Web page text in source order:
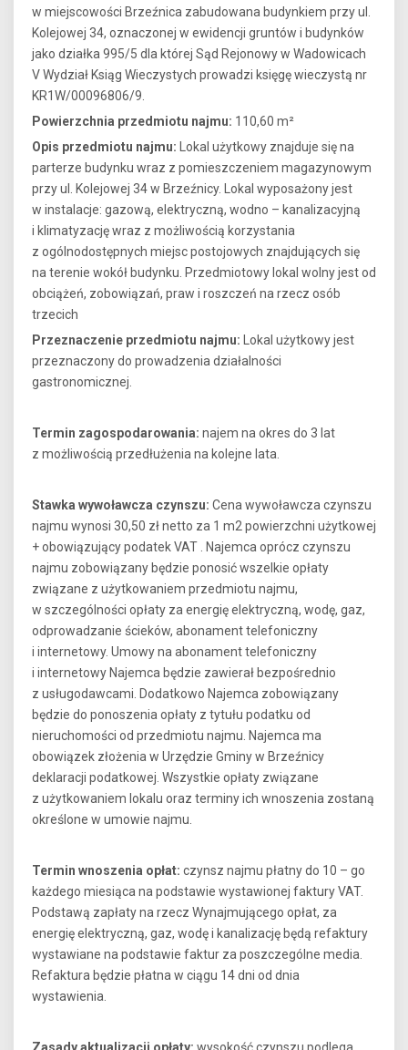
w miejscowości Brzeźnica zabudowana budynkiem przy ul.
Kolejowej 34, oznaczonej w ewidencji gruntów i budynków
jako działka 995/5 dla której Sąd Rejonowy w Wadowicach
V Wydział Ksiąg Wieczystych prowadzi księgę wieczystą nr
KR1W/00096806/9.
Powierzchnia przedmiotu najmu: 110,60 m²
Opis przedmiotu najmu: Lokal użytkowy znajduje się na
parterze budynku wraz z pomieszczeniem magazynowym
przy ul. Kolejowej 34 w Brzeźnicy. Lokal wyposażony jest
w instalacje: gazową, elektryczną, wodno – kanalizacyjną
i klimatyzację wraz z możliwością korzystania
z ogólnodostępnych miejsc postojowych znajdujących się
na terenie wokół budynku. Przedmiotowy lokal wolny jest od
obciążeń, zobowiązań, praw i roszczeń na rzecz osób
trzecich
Przeznaczenie przedmiotu najmu: Lokal użytkowy jest
przeznaczony do prowadzenia działalności
gastronomicznej.
Termin zagospodarowania: najem na okres do 3 lat
z możliwością przedłużenia na kolejne lata.
Stawka wywoławcza czynszu: Cena wywoławcza czynszu
najmu wynosi 30,50 zł netto za 1 m2 powierzchni użytkowej
+ obowiązujący podatek VAT . Najemca oprócz czynszu
najmu zobowiązany będzie ponosić wszelkie opłaty
związane z użytkowaniem przedmiotu najmu,
w szczególności opłaty za energię elektryczną, wodę, gaz,
odprowadzanie ścieków, abonament telefoniczny
i internetowy. Umowy na abonament telefoniczny
i internetowy Najemca będzie zawierał bezpośrednio
z usługodawcami. Dodatkowo Najemca zobowiązany
będzie do ponoszenia opłaty z tytułu podatku od
nieruchomości od przedmiotu najmu. Najemca ma
obowiązek złożenia w Urzędzie Gminy w Brzeźnicy
deklaracji podatkowej. Wszystkie opłaty związane
z użytkowaniem lokalu oraz terminy ich wnoszenia zostaną
określone w umowie najmu.
Termin wnoszenia opłat: czynsz najmu płatny do 10 – go
każdego miesiąca na podstawie wystawionej faktury VAT.
Podstawą zapłaty na rzecz Wynajmującego opłat, za
energię elektryczną, gaz, wodę i kanalizację będą refaktury
wystawiane na podstawie faktur za poszczególne media.
Refaktura będzie płatna w ciągu 14 dni od dnia
wystawienia.